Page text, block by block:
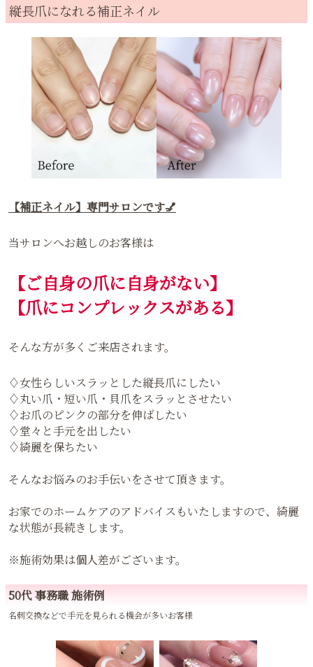
縦長爪になれる補正ネイル
【補正ネイル】専門サロンです💅
当サロンへお越しのお客様は
【ご自身の爪に自身がない】
【爪にコンプレックスがある】
そんな方が多くご来店されます。
♢女性らしいスラッとした縦長爪にしたい
♢丸い爪・短い爪・貝爪をスラッとさせたい
♢お爪のピンクの部分を伸ばしたい
♢堂々と手元を出したい
♢綺麗を保ちたい
そんなお悩みのお手伝いをさせて頂きます。
お家でのホームケアのアドバイスもいたしますので、綺麗
な状態が長続きします。
※施術効果は個人差がございます。
50代 事務職 施術例
名刺交換などで手元を見られる機会が多いお客様